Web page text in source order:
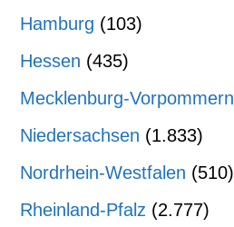
Hamburg (103)
Hessen (435)
Mecklenburg-Vorpommern
Niedersachsen (1.833)
Nordrhein-Westfalen (510)
Rheinland-Pfalz (2.777)